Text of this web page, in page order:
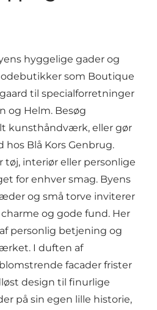
hyggelige gader og
som Boutique
til specialforretninger
og Helm. Besøg
kunsthåndværk, eller gør
hos Blå Kors Genbrug.
tøj, interiør eller personlige
for enhver smag. Byens
og små torve inviterer
og gode fund. Her
personlig betjening og
I duften af
facader frister
design til finurlige
på sin egen lille historie,